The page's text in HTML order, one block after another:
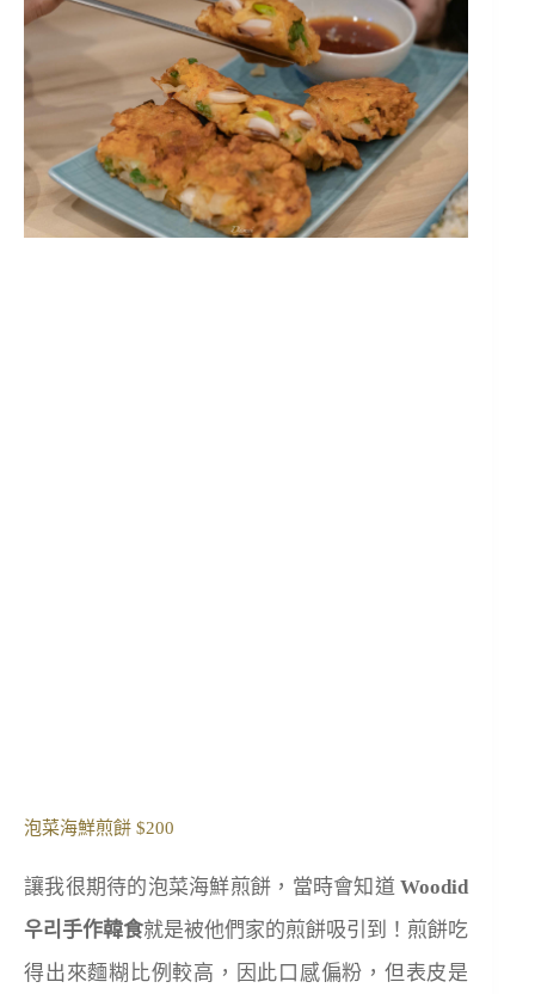
泡菜海鮮煎餅 $200
讓我很期待的泡菜海鮮煎餅，當時會知道 Woodid
우리手作韓食就是被他們家的煎餅吸引到！煎餅吃
得出來麵糊比例較高，因此口感偏粉，但表皮是